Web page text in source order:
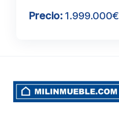
Precio: 1.999.000€